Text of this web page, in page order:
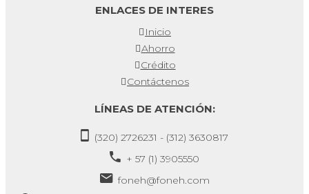
ENLACES DE INTERES
Inicio
Ahorro
Crédito
Contáctenos
LÍNEAS DE ATENCIÓN:
(320) 2726231 - (312) 3630817
+ 57 (1) 3905550
foneh@foneh.com